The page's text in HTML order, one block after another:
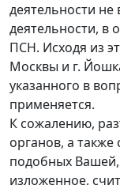
деятельности
деятельности, в
ПСН. Исходя из
Москвы и г.
указанного в
применяется.
К сожалению,
органов, а
подобных
изложенное,